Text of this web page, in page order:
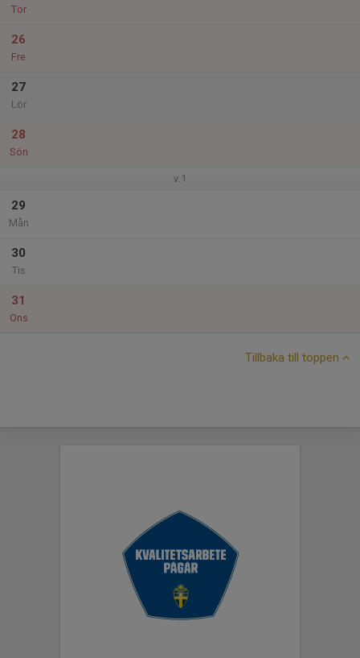
Tor
26
Fre
27
Lör
28
Sön
v.1
29
Mån
30
Tis
31
Ons
Tillbaka till toppen